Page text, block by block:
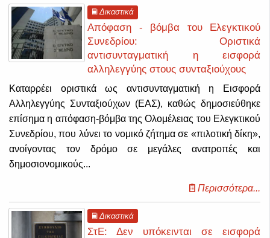
Δικαστικά
Απόφαση - βόμβα του Ελεγκτικού
Συνεδρίου: Οριστικά
αντισυνταγματική η εισφορά
αλληλεγγύης στους συνταξιούχους
Καταρρέει οριστικά ως αντισυνταγματική η Εισφορά
Αλληλεγγύης Συνταξιούχων (ΕΑΣ), καθώς δημοσιεύθηκε
επίσημα η απόφαση-βόμβα της Ολομέλειας του Ελεγκτικού
Συνεδρίου, που λύνει το νομικό ζήτημα σε «πιλοτική δίκη»,
ανοίγοντας τον δρόμο σε μεγάλες ανατροπές και
δημοσιονομικούς...
Περισσότερα...
Δικαστικά
ΣτΕ: Δεν υπόκεινται σε εισφορά